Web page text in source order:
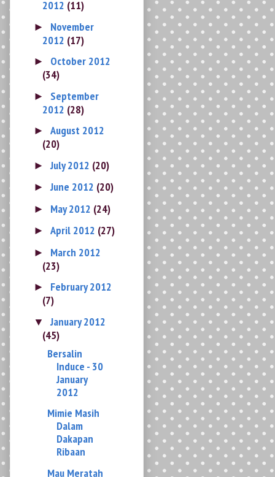
October 2012
(34)
►September
2012(28)
►
August 2012
(20)
►July 2012
►June 2012(20)
► May 2012(24)
► April 2012(27)
► March 2012
February 2012
(7)
▼January 2012
(45)
Bersalin
Induce - 30
January
2012
Mimie Masih
Dalam
Dakapan
Mau Meratah
Ikan Celup
Tepung